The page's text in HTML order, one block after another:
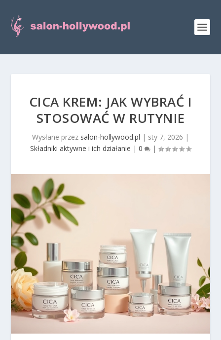
CICA KREM: JAK WYBRAĆ I
STOSOWAĆ W RUTYNIE
Wysłane przez salon-hollywood.pl | sty 7, 2026 |
Składniki aktywne i ich działanie | 0 |